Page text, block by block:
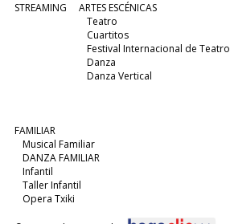
STREAMING
ARTES ESCÉNICAS
Teatro
Cuartitos
Festival Internacional de Teatro
Danza
Danza Vertical
FAMILIAR
Musical Familiar
DANZA FAMILIAR
Infantil
Taller Infantil
Opera Txiki